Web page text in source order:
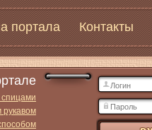
портала Контакты
спицами
рукавом